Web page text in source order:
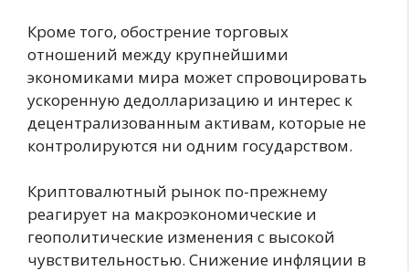
Кроме того, обострение торговых
отношений между крупнейшими
экономиками мира может спровоцировать
ускоренную дедолларизацию и интерес к
децентрализованным активам, которые не
контролируются ни одним государством.
Криптовалютный рынок по-прежнему
реагирует на макроэкономические и
геополитические изменения с высокой
чувствительностью. Снижение инфляции в